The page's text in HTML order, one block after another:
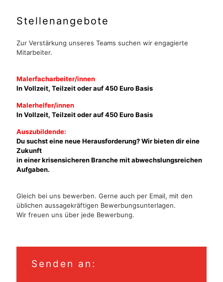
Stellenangebote
Zur Verstärkung unseres Teams suchen wir engagierte
Mitarbeiter.
Malerfacharbeiter/innen
In Vollzeit, Teilzeit oder auf 450 Euro Basis
Malerhelfer/innen
In Vollzeit, Teilzeit oder auf 450 Euro Basis
Auszubildende:
Du suchst eine neue Herausforderung? Wir bieten dir eine
Zukunft
in einer krisensicheren Branche mit abwechslungsreichen
Aufgaben.
Gleich bei uns bewerben. Gerne auch per Email, mit den
üblichen aussagekräftigen Bewerbungsunterlagen.
Wir freuen uns über jede Bewerbung.
Senden an: